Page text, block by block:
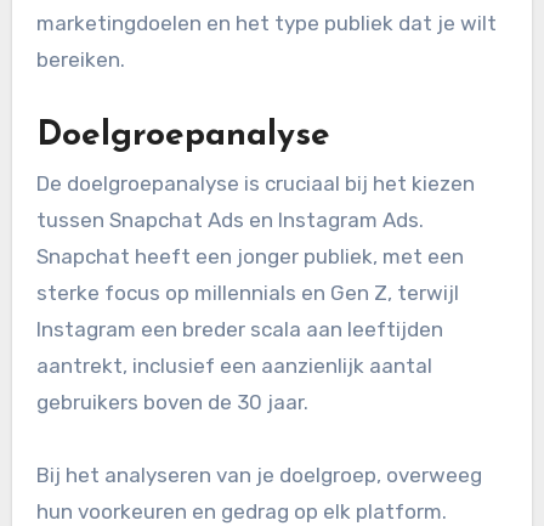
marketingdoelen en het type publiek dat je wilt
bereiken.
Doelgroepanalyse
De doelgroepanalyse is cruciaal bij het kiezen
tussen Snapchat Ads en Instagram Ads.
Snapchat heeft een jonger publiek, met een
sterke focus op millennials en Gen Z, terwijl
Instagram een breder scala aan leeftijden
aantrekt, inclusief een aanzienlijk aantal
gebruikers boven de 30 jaar.
Bij het analyseren van je doelgroep, overweeg
hun voorkeuren en gedrag op elk platform.